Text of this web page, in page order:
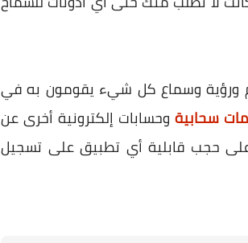
ورؤية وسماع كل شيء يقومون به في
سحابية وحسابات إلكترونية أخرى عن
حجب قابلية أي تطبيق على تسجيل